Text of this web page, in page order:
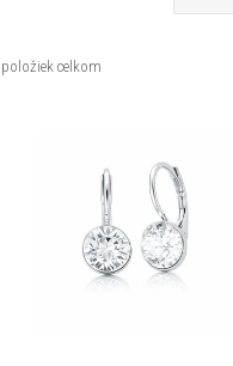
položiek celkom